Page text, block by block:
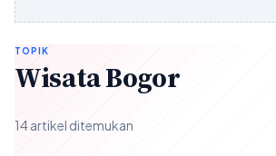
TOPIK
Wisata Bogor
14 artikel ditemukan